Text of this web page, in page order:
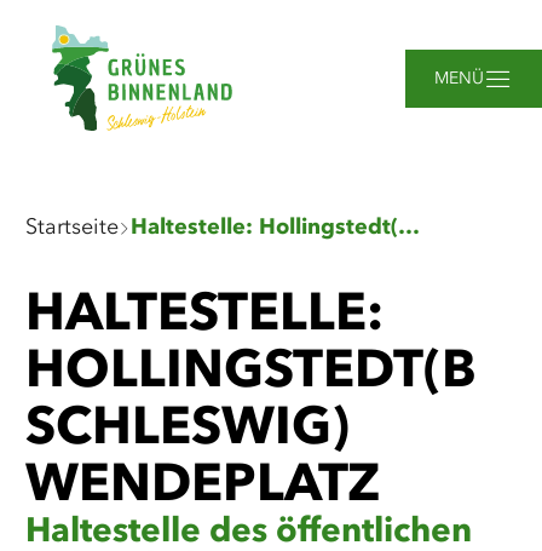
MENÜ
Sie
sind
Startseite Haltestelle: Hollingstedt(b Schleswig) Wendeplatz
HALTESTELLE:
HOLLINGSTEDT(B
SCHLESWIG)
WENDEPLATZ
Haltestelle des öffentlichen